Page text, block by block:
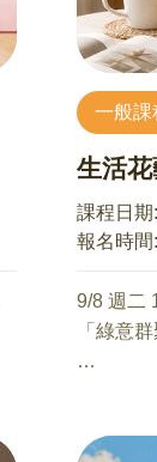
一般課
生活
課程日期:
報名時間:
9/8 週二
「綠意